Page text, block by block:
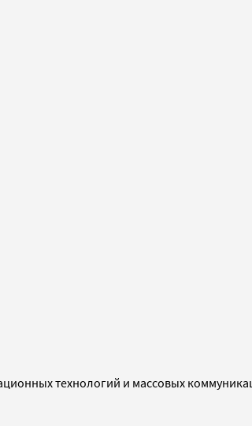
технологий и массовых